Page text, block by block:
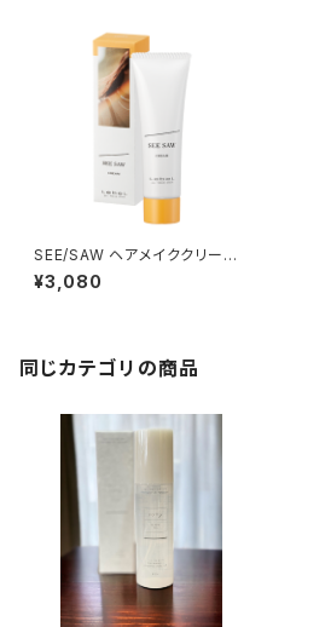
SEE/SAW ヘアメイククリーム
60g
¥3,080
同じカテゴリの商品